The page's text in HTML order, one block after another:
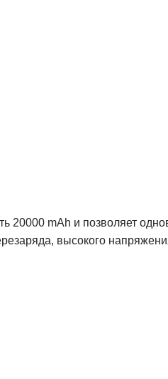
20000 mAh и позволяет
высокого